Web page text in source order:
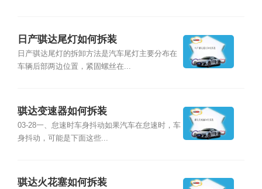
日产骐达尾灯如何拆装
日产骐达尾灯的拆卸方法是汽车尾灯主要分布在
车辆后部两边位置，紧固螺丝在...
骐达变速器如何拆装
03-28一、怠速时车身抖动如果汽车在怠速时，车
身抖动，可能是下面这些...
骐达火花塞如何拆装